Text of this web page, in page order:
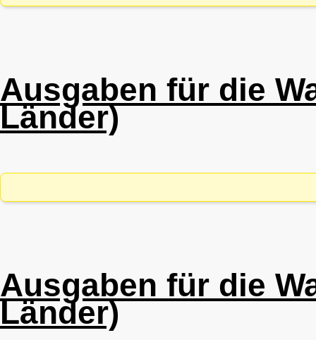
Ausgaben für die
Länder)
Ausgaben für die
Länder)